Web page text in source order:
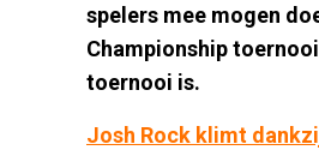
spelers mee mogen
Championship
toernooi is.
Josh Rock klimt